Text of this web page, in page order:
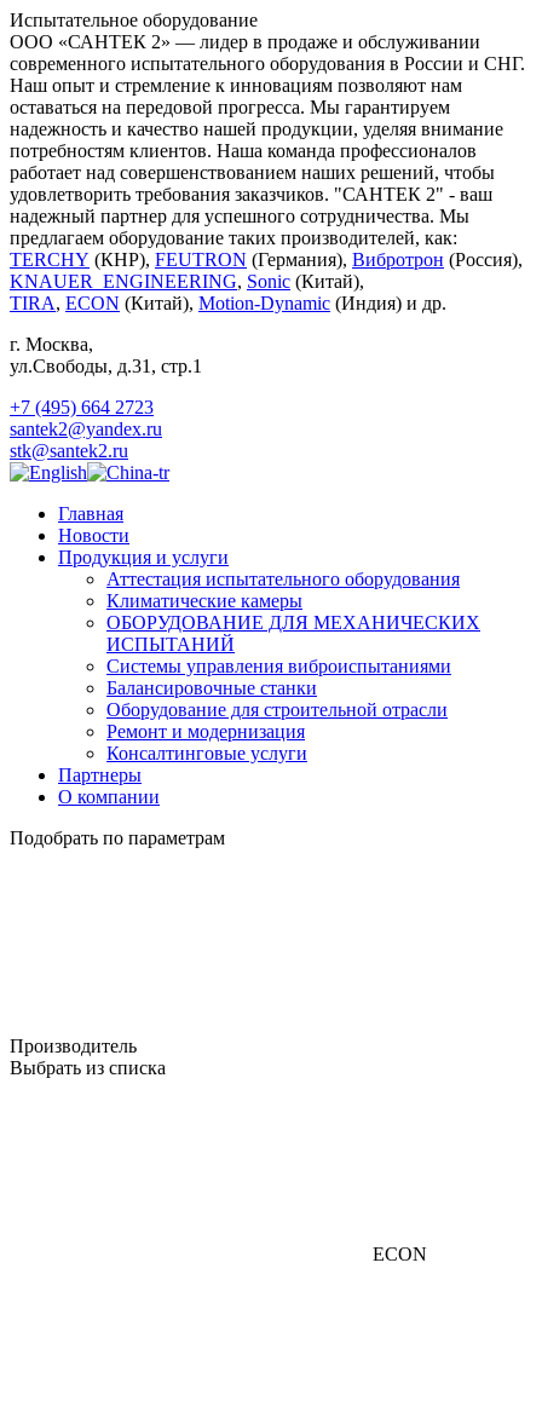
Испытательное оборудование
ООО «САНТЕК 2» — лидер в продаже и обслуживании
современного испытательного оборудования в России и СНГ.
Наш опыт и стремление к инновациям позволяют нам
оставаться на передовой прогресса. Мы гарантируем
надежность и качество нашей продукции, уделяя внимание
потребностям клиентов. Наша команда профессионалов
работает над совершенствованием наших решений, чтобы
удовлетворить требования заказчиков. "САНТЕК 2" - ваш
надежный партнер для успешного сотрудничества. Мы
предлагаем оборудование таких производителей, как:
TERCHY (КНР), FEUTRON (Германия), Вибротрон (Россия),
KNAUER_ENGINEERING, Sonic (Китай),
TIRA, ECON (Китай), Motion-Dynamic (Индия) и др.
г. Москва,
ул.Свободы, д.31, стр.1
+7 (495) 664 2723
santek2@yandex.ru
stk@santek2.ru
Главная
Новости
Продукция и услуги
Аттестация испытательного оборудования
Климатические камеры
ОБОРУДОВАНИЕ ДЛЯ МЕХАНИЧЕСКИХ
ИСПЫТАНИЙ
Системы управления виброиспытаниями
Балансировочные станки
Оборудование для строительной отрасли
Ремонт и модернизация
Консалтинговые услуги
Партнеры
О компании
Подобрать по параметрам
Производитель
Выбрать из списка
ECON